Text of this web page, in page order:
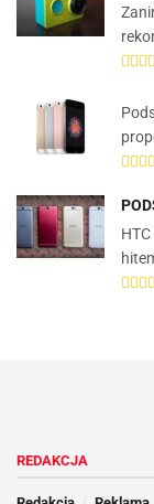
REDAKCJA